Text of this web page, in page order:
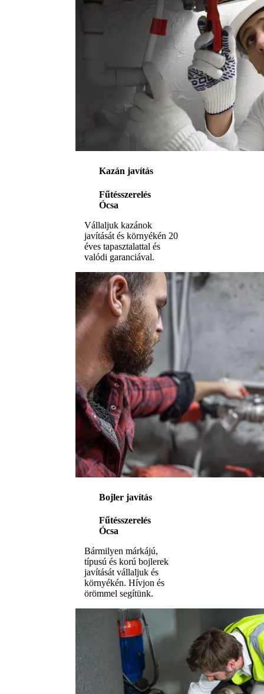
Kazán javítás
Fűtésszerelés
Ócsa
Vállaljuk kazánok
javítását és környékén 20
éves tapasztalattal és
valódi garanciával.
Bojler javítás
Fűtésszerelés
Ócsa
Bármilyen márkájú,
típusú és korú bojlerek
javítását vállaljuk és
környékén. Hívjon és
örömmel segítünk.